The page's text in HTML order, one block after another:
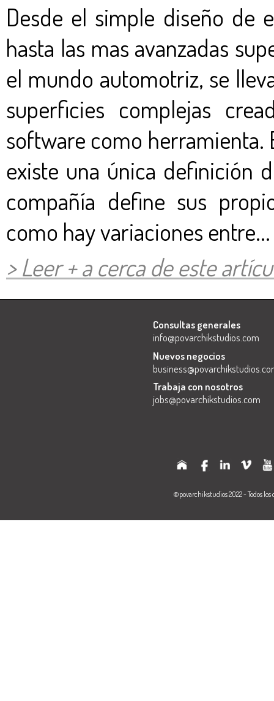
Desde el simple diseño de
hasta las mas avanzadas
el mundo automotriz, se
superficies complejas
software como
existe una única definición
compañía define sus
como hay variaciones entre...
> Leer + a cerca de este
Consultas generales
info@povarchikstudios.com
Nuevos negocios
Trabaja con nosotros
jobs@povarchikstudios.com
©povarchikstudios 2022 - Todos los